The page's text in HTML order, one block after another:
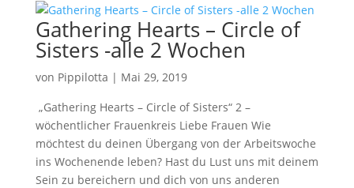
Gathering Hearts – Circle of
Sisters -alle 2 Wochen
von Pippilotta | Mai 29, 2019
„Gathering Hearts – Circle of Sisters“ 2 –
wöchentlicher Frauenkreis Liebe Frauen Wie
möchtest du deinen Übergang von der Arbeitswoche
ins Wochenende leben? Hast du Lust uns mit deinem
Sein zu bereichern und dich von uns anderen